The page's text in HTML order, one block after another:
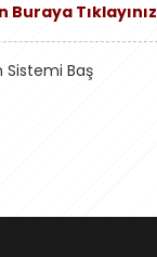
Tıklayınız
Sistemi Baş